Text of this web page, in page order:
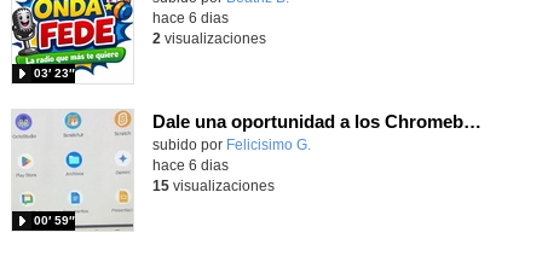
03′ 23″
hace 6 dias
2 visualizaciones
Dale una oportunidad a los Chromebooks y utiliza un proyector para realizar talleres si no tienes pantallas táctiles
Contenido educativo.
subido por Felicisimo G.
00′ 59″
hace 6 dias
15visualizaciones